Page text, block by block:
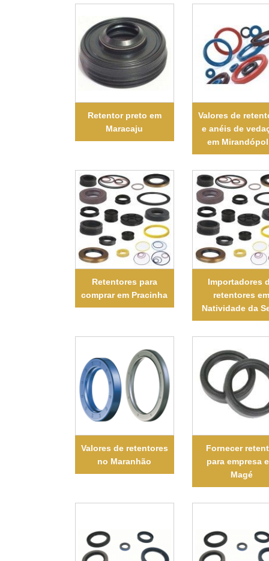
Retentor preto em
Maracaju
Valores de
e anéis de
em
Retentores para
comprar em Pracinha
Importadores
retentores
Natividade da
Valores de retentores
no Maranhão
Fornecer
para empresa
Magé